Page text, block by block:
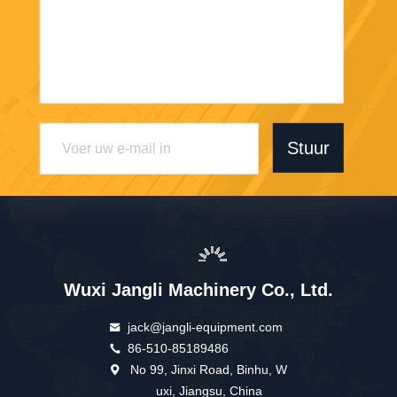
Stuur
Wuxi Jangli Machinery Co., Ltd.
jack@jangli-equipment.com
86-510-85189486
No 99, Jinxi Road, Binhu, W
uxi, Jiangsu, China